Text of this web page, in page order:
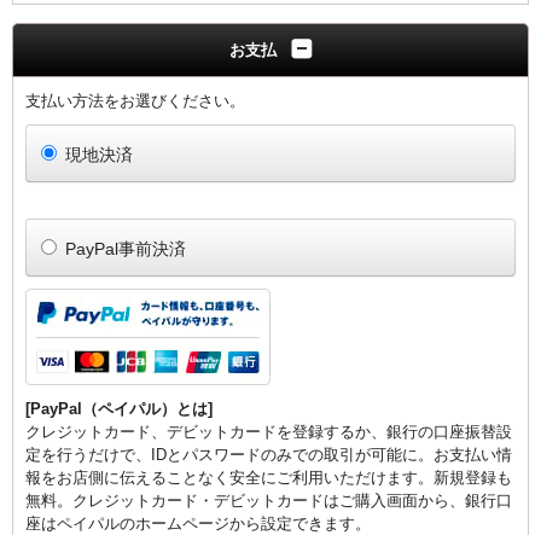
お支払
支払い方法をお選びください。
現地決済
PayPal事前決済
[PayPal（ペイパル）とは]
クレジットカード、デビットカードを登録するか、銀行の口座振替設
定を行うだけで、IDとパスワードのみでの取引が可能に。お支払い情
報をお店側に伝えることなく安全にご利用いただけます。新規登録も
無料。クレジットカード・デビットカードはご購入画面から、銀行口
座はペイパルのホームページから設定できます。